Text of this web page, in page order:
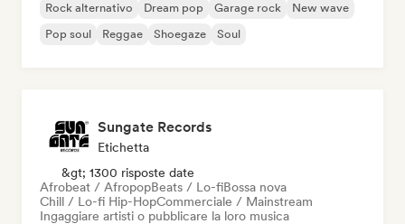
Rock alternativo Dream pop Garage rock
New wave
Pop soul
Reggae Shoegaze Soul
Sungate Records
Etichetta
&gt; 1300 risposte date
Afrobeat / AfropopBeats / Lo-fiBossa nova
Chill / Lo-fi Hip-HopCommerciale / Mainstream
Ingaggiare artisti o pubblicare la loro musica